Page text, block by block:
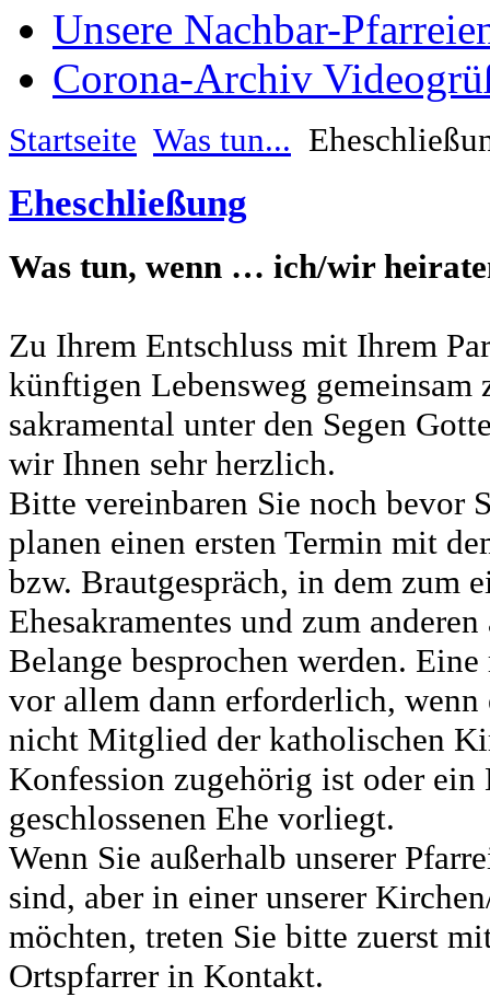
Unsere Nachbar-
Corona-Archiv
Startseite Was tun...
Eheschließung
Was tun, wenn … ich/wir
Zu Ihrem Entschluss mit Ihrem
künftigen Lebensweg gemeinsam
sakramental unter den Segen
wir Ihnen sehr herzlich.
Bitte vereinbaren Sie noch bevor
planen einen ersten Termin mit
bzw. Brautgespräch, in dem zum
Ehesakramentes und zum
Belange besprochen werden.
vor allem dann erforderlich, wenn
nicht Mitglied der katholischen
Konfession zugehörig ist oder ein
geschlossenen Ehe vorliegt.
Wenn Sie außerhalb unserer
sind, aber in einer unserer
möchten, treten Sie bitte zuerst
Ortspfarrer in Kontakt.